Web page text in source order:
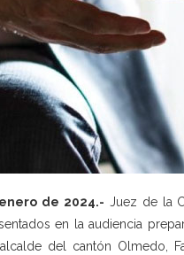
de 2024.- Juez de la
en la audiencia
del cantón Olmedo,